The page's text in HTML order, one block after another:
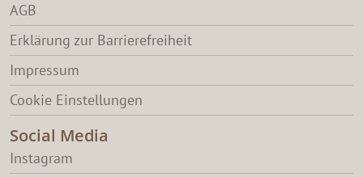
AGB
Erklärung zur Barrierefreiheit
Impressum
Cookie Einstellungen
Social Media
Instagram